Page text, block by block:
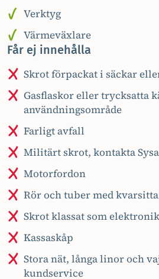
Verktyg
Värmeväxlare
Får ej innehålla
Skrot förpackat i säckar
Gasflaskor eller trycksatta
användningsområde
Farligt avfall
Militärt skrot, kontakta
Motorfordon
Rör och tuber med
Skrot klassat som
Kassaskåp
Stora nät, långa linor och
kundservice